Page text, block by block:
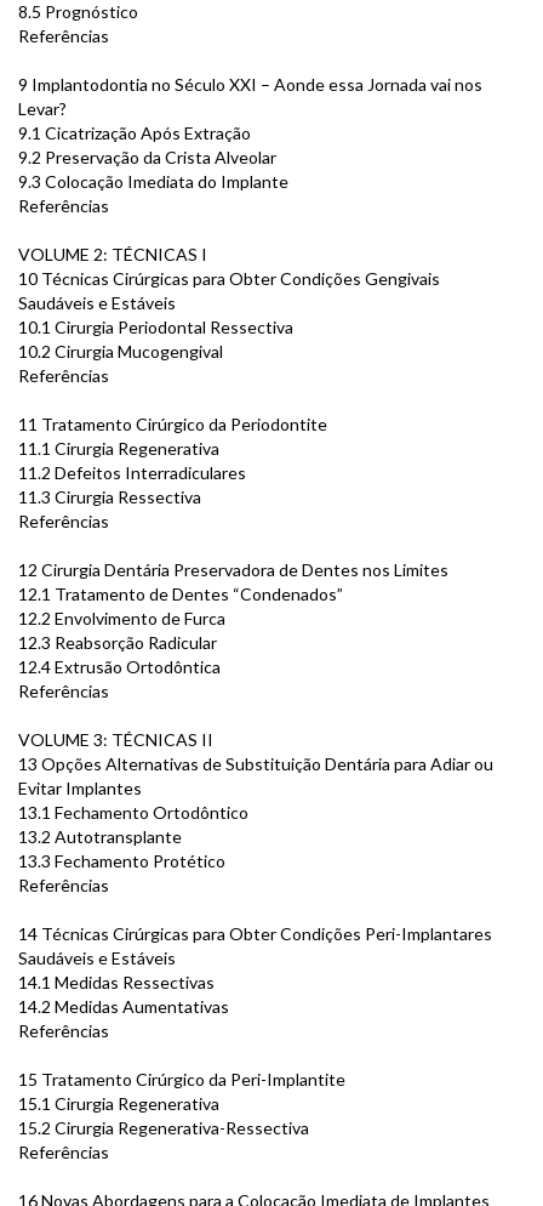
8.5 Prognóstico
Referências
9 Implantodontia no Século XXI – Aonde essa Jornada vai nos
Levar?
9.1 Cicatrização Após Extração
9.2 Preservação da Crista Alveolar
9.3 Colocação Imediata do Implante
Referências
VOLUME 2: TÉCNICAS I
10 Técnicas Cirúrgicas para Obter Condições Gengivais
Saudáveis e Estáveis
10.1 Cirurgia Periodontal Ressectiva
10.2 Cirurgia Mucogengival
Referências
11 Tratamento Cirúrgico da Periodontite
11.1 Cirurgia Regenerativa
11.2 Defeitos Interradiculares
11.3 Cirurgia Ressectiva
Referências
12 Cirurgia Dentária Preservadora de Dentes nos Limites
12.1 Tratamento de Dentes “Condenados”
12.2 Envolvimento de Furca
12.3 Reabsorção Radicular
12.4 Extrusão Ortodôntica
Referências
VOLUME 3: TÉCNICAS II
13 Opções Alternativas de Substituição Dentária para Adiar ou
Evitar Implantes
13.1 Fechamento Ortodôntico
13.2 Autotransplante
13.3 Fechamento Protético
Referências
14 Técnicas Cirúrgicas para Obter Condições Peri-Implantares
Saudáveis e Estáveis
14.1 Medidas Ressectivas
14.2 Medidas Aumentativas
Referências
15 Tratamento Cirúrgico da Peri-Implantite
15.1 Cirurgia Regenerativa
15.2 Cirurgia Regenerativa-Ressectiva
Referências
16 Novas Abordagens para a Colocação Imediata de Implantes